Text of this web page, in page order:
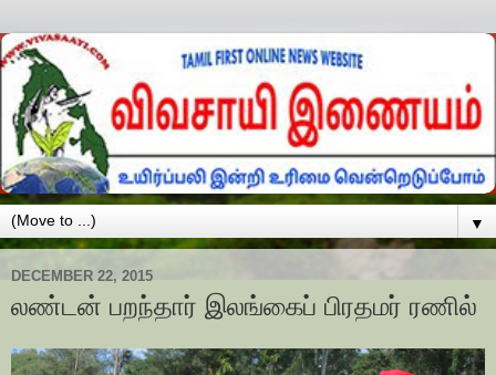
▼
DECEMBER 22, 2015
லண்டன் பறந்தார் இலங்கைப் பிரதமர் ரணில்